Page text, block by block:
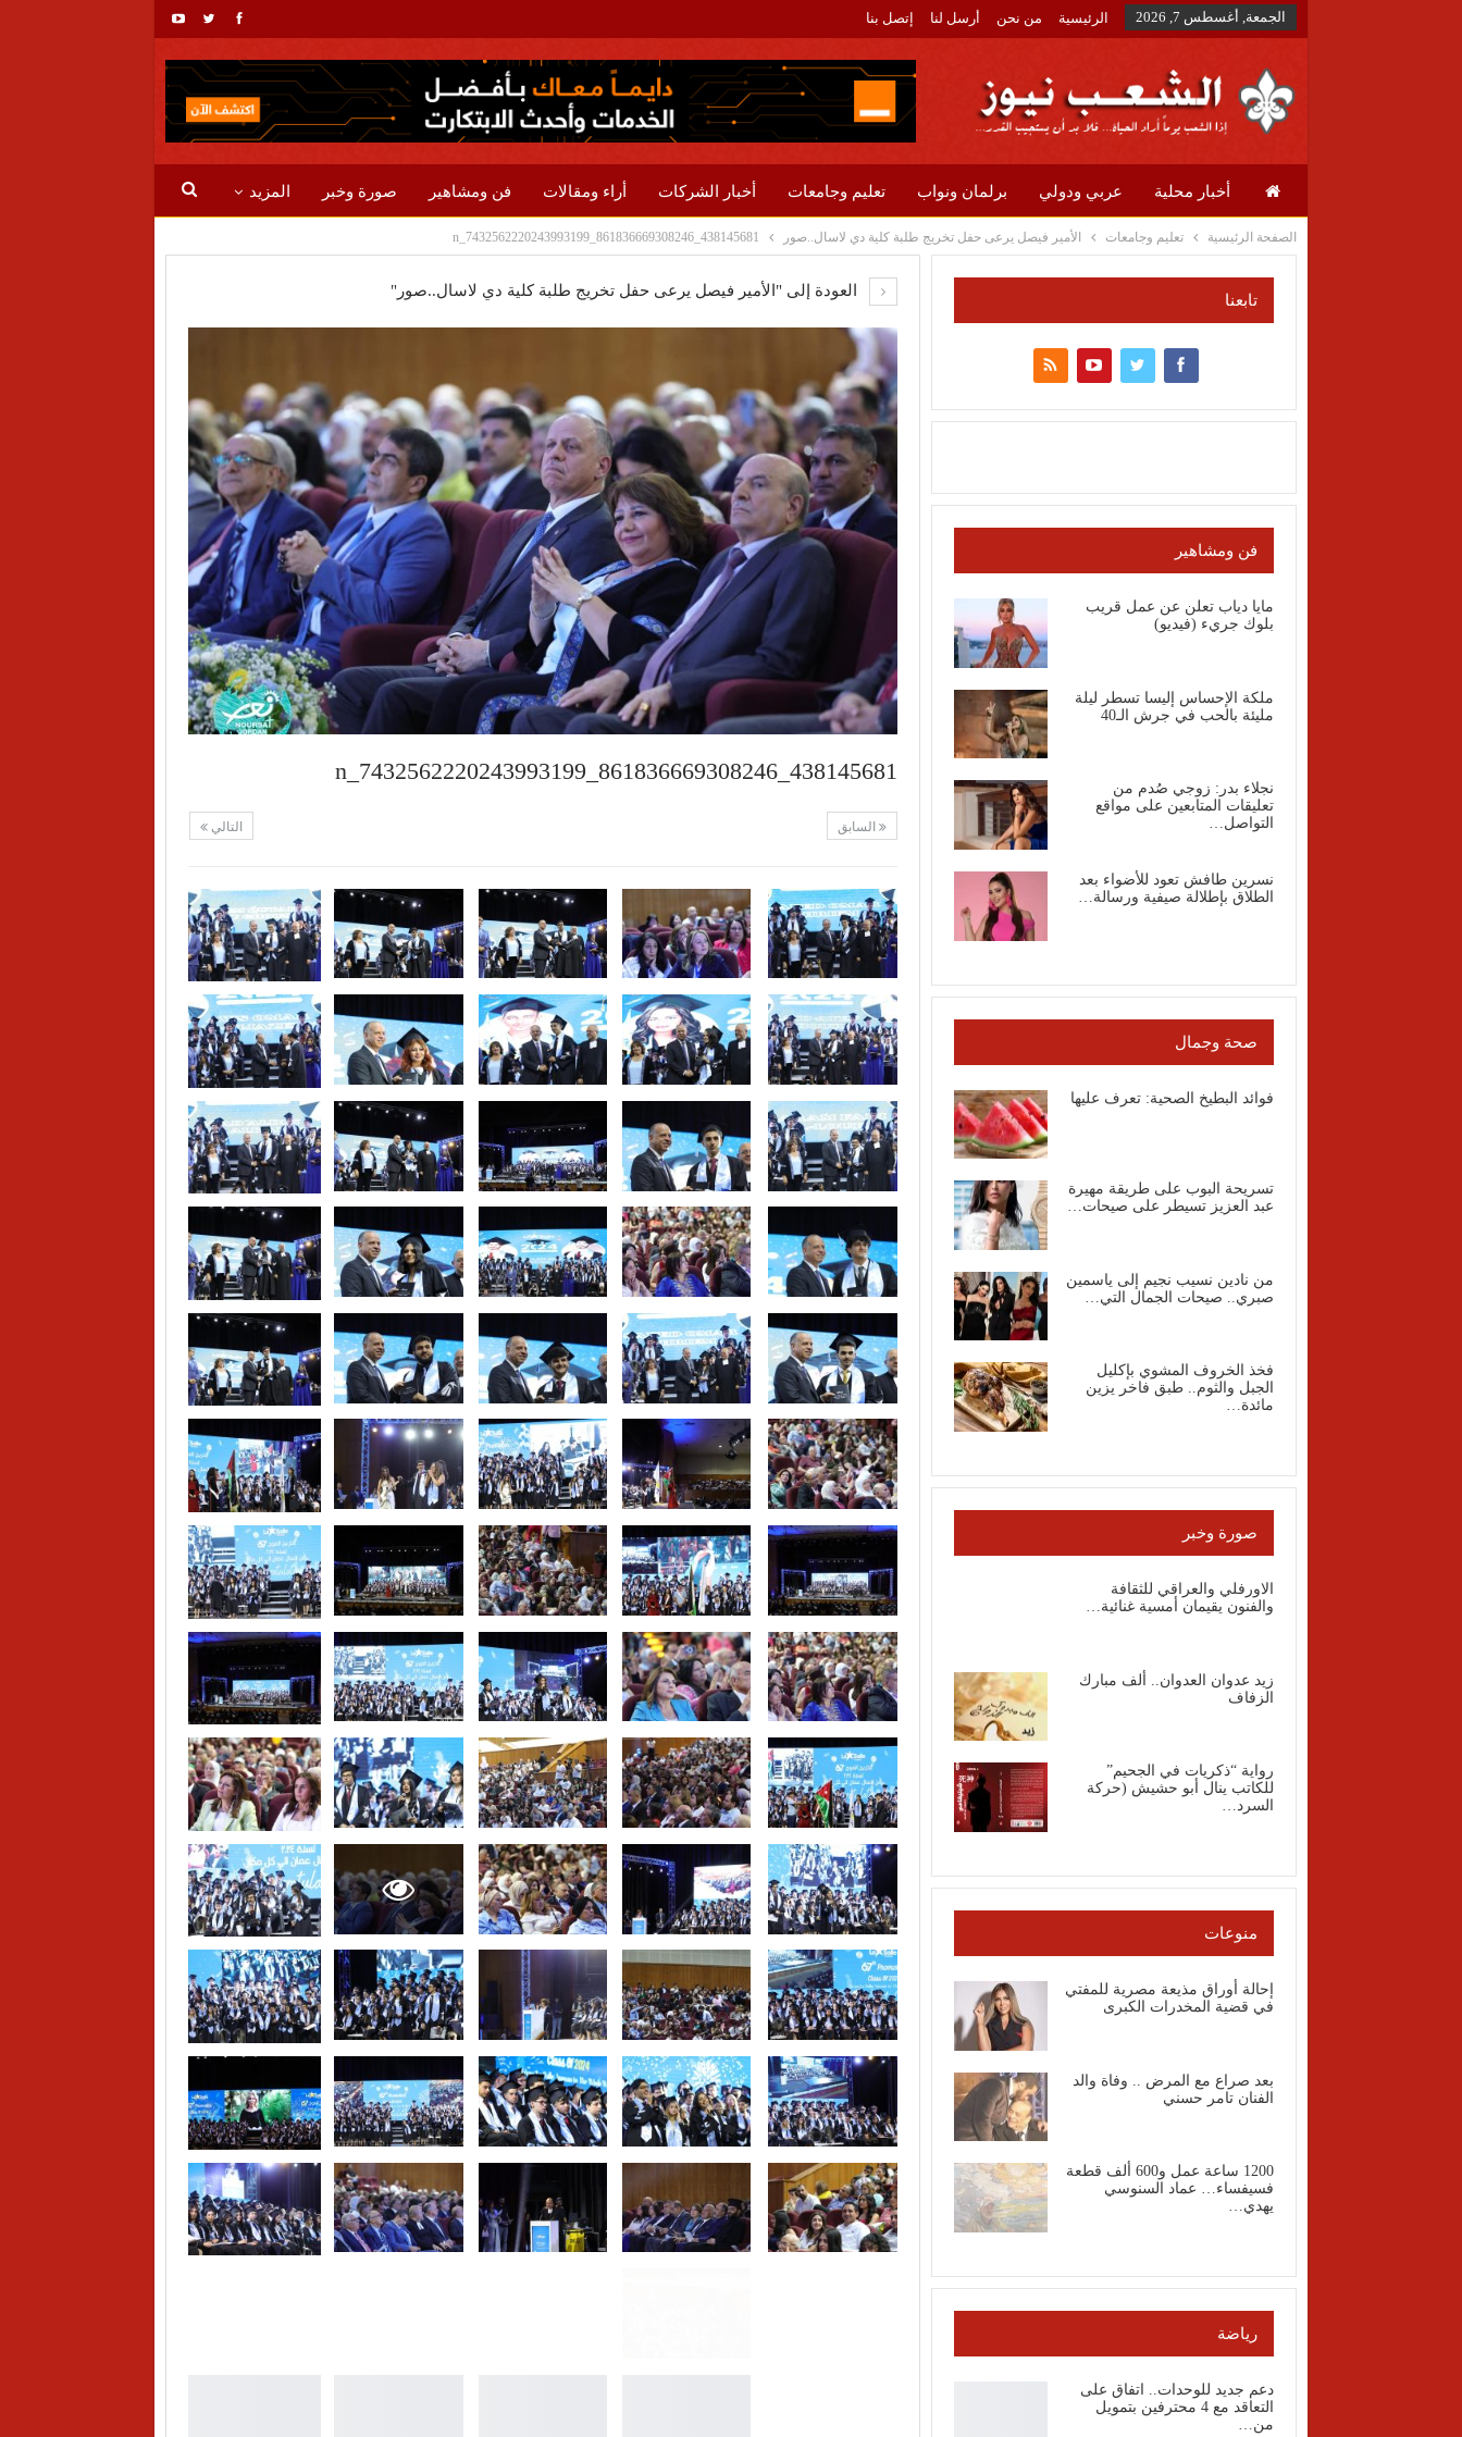
الجمعة, أغسطس 7, 2026 الرئيسية من نحن أرسل لنا إتصل بنا
أخبار محلية عربي ودولي برلمان ونواب تعليم وجامعات أخبار الشركات أراء ومقالات فن ومشاهير صورة وخبر المزيد
الصفحة الرئيسية تعليم وجامعات الأمير فيصل يرعى حفل تخريج طلبة كلية دي لاسال..صور 438145681_861836669308246_7432562220243993199_n
العودة إلى "الأمير فيصل يرعى حفل تخريج طلبة كلية دي لاسال..صور"
438145681_861836669308246_7432562220243993199_n
التالي السابق
تابعنا
فن ومشاهير
مايا دياب تعلن عن عمل قريب
بلوك جريء (فيديو)
ملكة الإحساس إليسا تسطر ليلة
مليئة بالحب في جرش الـ40
نجلاء بدر: زوجي صُدم من
تعليقات المتابعين على مواقع
التواصل…
نسرين طافش تعود للأضواء بعد
الطلاق بإطلالة صيفية ورسالة…
صحة وجمال
فوائد البطيخ الصحية: تعرف عليها
تسريحة البوب على طريقة مهيرة
عبد العزيز تسيطر على صيحات…
من نادين نسيب نجيم إلى ياسمين
صبري.. صيحات الجمال التي…
فخذ الخروف المشوي بإكليل
الجبل والثوم.. طبق فاخر يزين
مائدة…
صورة وخبر
الاورفلي والعراقي للثقافة
والفنون يقيمان أمسية غنائية…
زيد عدوان العدوان.. ألف مبارك
الزفاف
رواية “ذكريات في الجحيم”
للكاتب ينال أبو حشيش (حركة
السرد…
منوعات
إحالة أوراق مذيعة مصرية للمفتي
في قضية المخدرات الكبرى
بعد صراع مع المرض .. وفاة والد
الفنان تامر حسني
1200 ساعة عمل و600 ألف قطعة
فسيفساء… عماد السنوسي
يهدي…
رياضة
دعم جديد للوحدات.. اتفاق على
التعاقد مع 4 محترفين بتمويل
من…